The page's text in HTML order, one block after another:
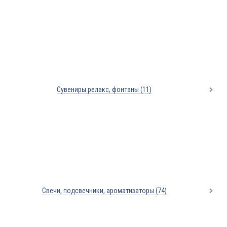
Сувениры релакс, фонтаны (11)
Свечи, подсвечники, ароматизаторы (74)